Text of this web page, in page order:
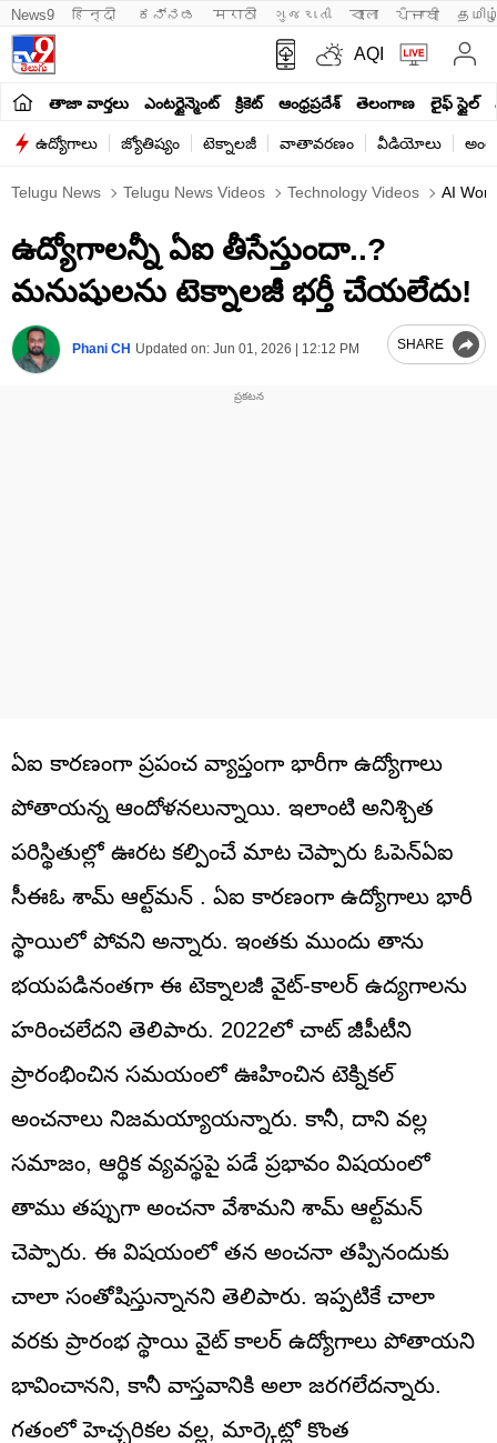
News9 हिन्दी ಕನ್ನಡ मराठी ગુજરાતી বাংলা ਪੰਜਾਬੀ
AQI
తాజా వార్తలు ఎంటర్టైన్మెంట్ క్రికెట్ ఆంధ్రప్రదేశ్ తెలంగాణ లైఫ్ స్టైల్
ఉద్యోగాలు జ్యోతిష్యం టెక్నాలజీ వాతావరణం వీడియోలు
Telugu News Telugu News Videos Technology Videos AI
ఉద్యోగాలన్నీ ఏఐ తీసేస్తుందా..?
మనుషులను టెక్నాలజీ భర్తీ చేయలేదు!
Phani CH Updated on: Jun 01, 2026 | 12:12 PM SHARE
ఏఐ కారణంగా ప్రపంచ వ్యాప్తంగా భారీగా ఉద్యోగాలు
పోతాయన్న ఆందోళనలున్నాయి. ఇలాంటి అనిశ్చిత
పరిస్థితుల్లో ఊరట కల్పించే మాట చెప్పారు ఓపెన్ఏఐ
సీఈఓ శామ్ ఆల్ట్‌మన్ . ఏఐ కారణంగా ఉద్యోగాలు భారీ
స్థాయిలో పోవని అన్నారు. ఇంతకు ముందు తాను
భయపడినంతగా ఈ టెక్నాలజీ వైట్-కాలర్ ఉద్యగాలను
హరించలేదని తెలిపారు. 2022లో చాట్ జీపీటీని
ప్రారంభించిన సమయంలో ఊహించిన టెక్నికల్
అంచనాలు నిజమయ్యాయన్నారు. కానీ, దాని వల్ల
సమాజం, ఆర్థిక వ్యవస్థపై పడే ప్రభావం విషయంలో
తాము తప్పుగా అంచనా వేశామని శామ్ ఆల్ట్‌మన్
చెప్పారు. ఈ విషయంలో తన అంచనా తప్పినందుకు
చాలా సంతోషిస్తున్నానని తెలిపారు. ఇప్పటికే చాలా
వరకు ప్రారంభ స్థాయి వైట్ కాలర్ ఉద్యోగాలు పోతాయని
భావించానని, కానీ వాస్తవానికి అలా జరగలేదన్నారు.
గతంలో హెచ్చరికల వల్ల, మార్కెట్లో కొంత